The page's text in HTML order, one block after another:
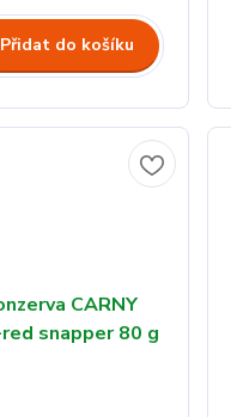
Přidat do košíku